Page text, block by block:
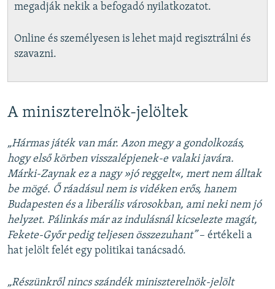
megadják nekik a befogadó nyilatkozatot.
Online és személyesen is lehet majd regisztrálni és
szavazni.
A miniszterelnök-jelöltek
„Hármas játék van már. Azon megy a gondolkozás,
hogy első körben visszalépjenek-e valaki javára.
Márki-Zaynak ez a nagy »jó reggelt«, mert nem álltak
be mögé. Ő ráadásul nem is vidéken erős, hanem
Budapesten és a liberális városokban, ami neki nem jó
helyzet. Pálinkás már az indulásnál kicselezte magát,
Fekete-Győr pedig teljesen összezuhant”– értékeli a
hat jelölt felét egy politikai tanácsadó.
„Részünkről nincs szándék miniszterelnök-jelölt